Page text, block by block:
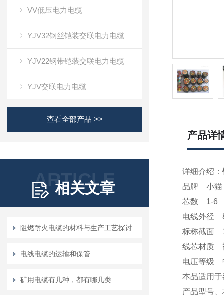
VV低压电力电缆
YJV32钢丝铠装交联电力电缆
YJV22钢带铠装交联电力电缆
YJV交联电力电缆
查看全部产品 >>
ARTICLE
相关文章
阻燃耐火电缆的材料与生产工艺探讨
电线电缆的运输和保管
矿用电缆有几种，都有哪几类
产品详
详细介绍：
品牌 小
芯数 1-6
电线外径
标称截面
线芯材质
电压等级
本品适用
产品型号